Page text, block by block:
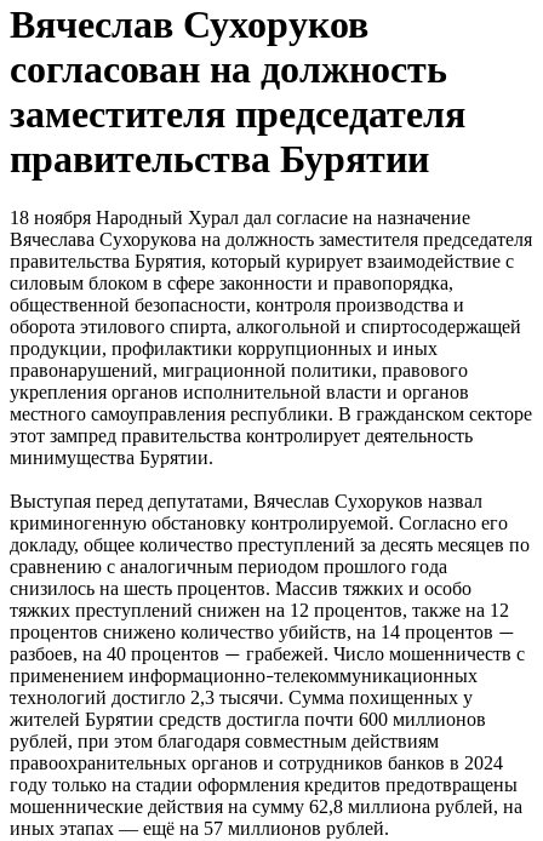
Вячеслав Сухоруков
согласован на должность
заместителя председателя
правительства Бурятии
18 ноября Народный Хурал дал согласие на назначение
Вячеслава Сухорукова на должность заместителя председателя
правительства Бурятия, который курирует взаимодействие с
силовым блоком в сфере законности и правопорядка,
общественной безопасности, контроля производства и
оборота этилового спирта, алкогольной и спиртосодержащей
продукции, профилактики коррупционных и иных
правонарушений, миграционной политики, правового
укрепления органов исполнительной власти и органов
местного самоуправления республики. В гражданском секторе
этот зампред правительства контролирует деятельность
минимущества Бурятии.
Выступая перед депутатами, Вячеслав Сухоруков назвал
криминогенную обстановку контролируемой. Согласно его
докладу, общее количество преступлений за десять месяцев по
сравнению с аналогичным периодом прошлого года
снизилось на шесть процентов. Массив тяжких и особо
тяжких преступлений снижен на 12 процентов, также на 12
процентов снижено количество убийств, на 14 процентов —
разбоев, на 40 процентов — грабежей. Число мошенничеств с
применением информационно–телекоммуникационных
технологий достигло 2,3 тысячи. Сумма похищенных у
жителей Бурятии средств достигла почти 600 миллионов
рублей, при этом благодаря совместным действиям
правоохранительных органов и сотрудников банков в 2024
году только на стадии оформления кредитов предотвращены
мошеннические действия на сумму 62,8 миллиона рублей, на
иных этапах — ещё на 57 миллионов рублей.